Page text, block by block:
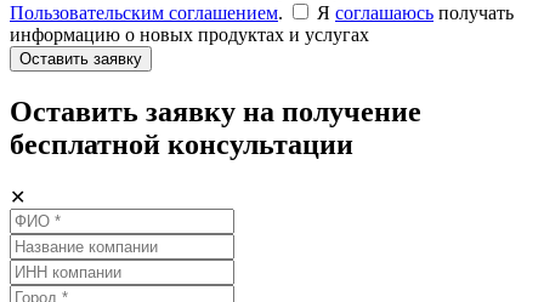
Пользовательским соглашением. Я соглашаюсь получать
информацию о новых продуктах и услугах
Оставить заявку
Оставить заявку на получение
бесплатной консультации
✕